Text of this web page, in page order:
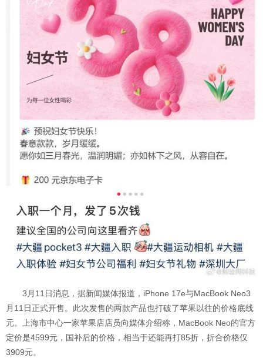
3月11日消息，据新闻媒体报道，iPhone 17e与MacBook Neo3
月11日正式开售。此次发售的两款产品也打破了苹果以往的价格底线
元。上海市中心一家苹果店店员向媒体介绍称，MacBook Neo的官方
定价是4599元，国补后的价格，相当于还能再打85折，折合价格仅
3909元。